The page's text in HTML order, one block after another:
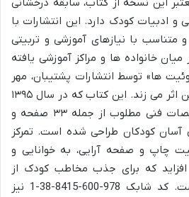
و ادبیات کودک دارد. این انتشارات با
متناسب با نیازهای آموزشی و تربیتی
میان خانواده ها و مراکز آموزشی یافته
ها» توسط انتشارات پشتیبان، مهر
تاییدی بر اعتبار و ارزش این اثر می زند. این کتاب که در سال ۱۳۹۵
منتشر شده است، با مشخصات فنی مطلوب از جمله ۳۳ صفحه و
آسان کودکان طراحی شده است. تمرکز
چاپ و صفحه آرایی، به خوانایی و
که برای جذب مخاطب کودک از
اهمیت بالایی برخوردار است. کد شابک 978-600-8415-38-1 نیز